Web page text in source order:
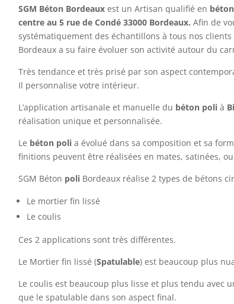
SGM Béton Bordeaux est un Artisan qualifié en
centre au 5 rue de Condé 33000 Bordeaux. Afin de
systématiquement des échantillons à tous nos
Bordeaux a su faire évoluer son activité autour du
Très tendance et très prisé par son aspect
Il personnalise votre intérieur.
L’application artisanale et manuelle du béton polià
réalisation unique et personnalisée.
Le béton polia évolué dans sa composition et sa
finitions peuvent être réalisées en mates, satinées,
SGM Béton poliBordeaux réalise 2 types de bétons
Le mortier fin lissé
Le coulis
Ces 2 applications sont très différentes.
Le Mortier fin lissé (Spatulable) est beaucoup plus
Le coulis est beaucoup plus lisse et plus tendu avec
que le spatulable dans son aspect final.